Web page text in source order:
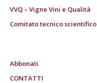
VVQ – Vigne Vini e Qualità
Comitato tecnico scientifico
Abbonati
CONTATTI